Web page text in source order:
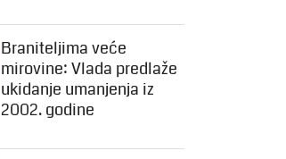
Braniteljima veće
mirovine: Vlada predlaže
ukidanje umanjenja iz
2002. godine